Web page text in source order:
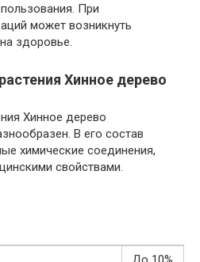
При
может возникнуть
здоровье.
Хинное дерево
Хинное дерево
В его состав
химические соединения,
свойствами.